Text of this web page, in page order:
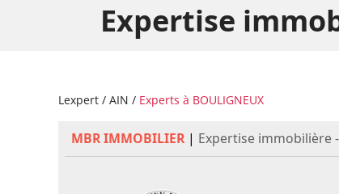
Expertise
Lexpert / AIN / Experts à BOULIGNEUX
MBR IMMOBILIER | Expertise immobilière -